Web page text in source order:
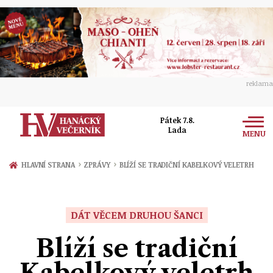
reklama
Pátek 7.8.
Lada
MENU
Zprávy
Přerov
Ekonomika
Hudba
Společnost
Ženy
Sport
HLAVNÍ STRANA › ZPRÁVY › BLÍŽÍ SE TRADIČNÍ KABELKOVÝ VELETRH
DÁT VĚCEM DRUHOU ŠANCI
Blíží se tradiční